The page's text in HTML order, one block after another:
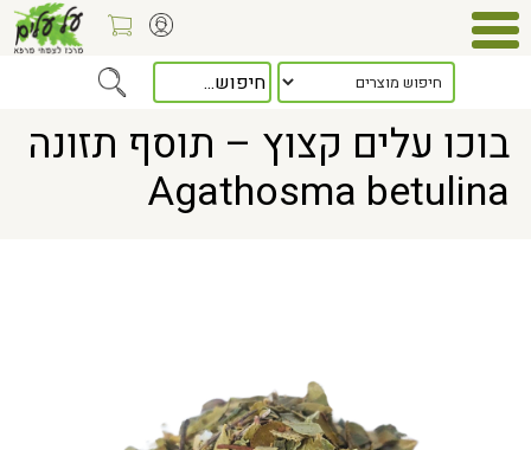
> בוכו עלים קצוץ – תוסף תזונה Agathosma betulina
בוכו עלים קצוץ – תוסף תזונה
Agathosma betulina